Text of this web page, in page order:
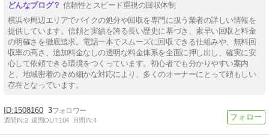
信頼性とスピード重視の回収体制
横浜や周辺エリアでバイクの処分や回収を専門に扱う業者の詳しい情報を
提供しています。信頼と実績を誇る長い歴史に基づき、素早い回収と料金
の明確さを徹底追求。電話一本でスムーズに回収できる仕組みや、無料回
収率の高さ、追加料金なしの透明な料金体系を全面に押し出し、確実に安
心して依頼できる環境をつくっています。初心者でも分かりやすい案内
と、地域密着のきめ細かな対応により、多くのオーナーにとって頼もしい
存在となっています。
1508160 3
週間IN:2 週間OUT:104 月間IN:4